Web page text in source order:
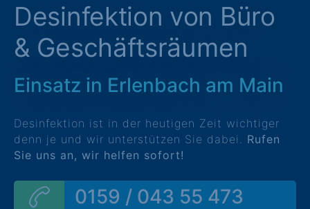
Desinfektion von Büro
& Geschäftsräumen
Einsatz in Erlenbach am Main
Desinfektion ist in der heutigen Zeit wichtiger
denn je und wir unterstützen Sie dabei. Rufen
Sie uns an, wir helfen sofort!
0159 / 043 55 473